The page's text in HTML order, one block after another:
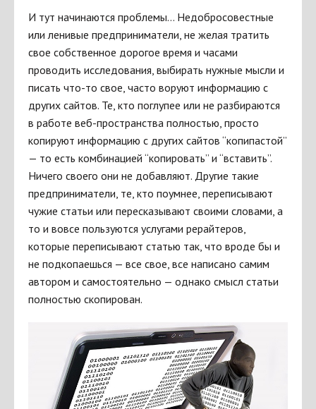
И тут начинаются проблемы… Недобросовестные
или ленивые предприниматели, не желая тратить
свое собственное дорогое время и часами
проводить исследования, выбирать нужные мысли и
писать что-то свое, часто воруют информацию с
других сайтов. Те, кто поглупее или не разбираются
в работе веб-пространства полностью, просто
копируют информацию с других сайтов “копипастой”
— то есть комбинацией “копировать” и “вставить”.
Ничего своего они не добавляют. Другие такие
предприниматели, те, кто поумнее, переписывают
чужие статьи или пересказывают своими словами, а
то и вовсе пользуются услугами рерайтеров,
которые переписывают статью так, что вроде бы и
не подкопаешься — все свое, все написано самим
автором и самостоятельно — однако смысл статьи
полностью скопирован.